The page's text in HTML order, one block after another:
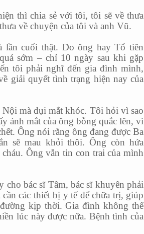
thì chia sẻ với tôi, tôi sẽ về thưa
về chuyện của tôi và anh Vũ.
cuối thật. Do ông hay Tổ tiên
sớm – chỉ 10 ngày sau khi gặp
tôi phải nghĩ đến gia đình mình,
giải quyết tình trạng hiện nay của
mà dụi mắt khóc. Tôi hỏi vì sao
ánh mắt của ông bỗng quắc lên, vì
Ông nói rằng ông đang được Ba
sẽ mau khỏi thôi. Ông còn hứa
Ông vẫn tin con trai của mình
bác sĩ Tâm, bác sĩ khuyên phải
các thiết bị y tế để chữa trị, giúp
kịp thời. Gia đình không thể
lúc này được nữa. Bệnh tình của